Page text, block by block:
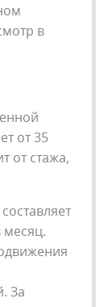
в
от 35
от стажа,
месяц.
За